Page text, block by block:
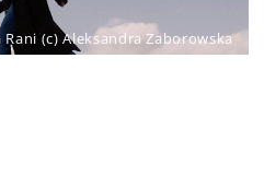
Rani (c) Aleksandra Zaborowska